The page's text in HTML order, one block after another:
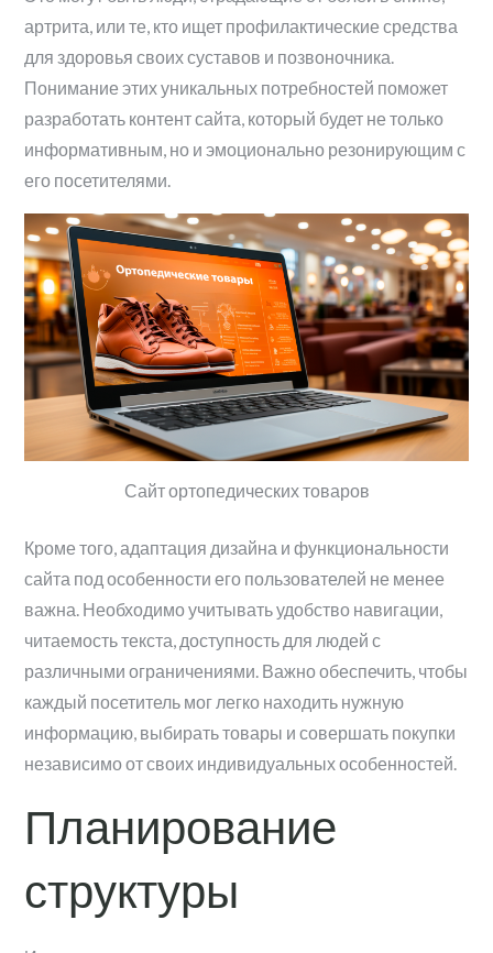
артрита, или те, кто ищет профилактические средства
для здоровья своих суставов и позвоночника.
Понимание этих уникальных потребностей поможет
разработать контент сайта, который будет не только
информативным, но и эмоционально резонирующим с
его посетителями.
Сайт ортопедических товаров
Кроме того, адаптация дизайна и функциональности
сайта под особенности его пользователей не менее
важна. Необходимо учитывать удобство навигации,
читаемость текста, доступность для людей с
различными ограничениями. Важно обеспечить, чтобы
каждый посетитель мог легко находить нужную
информацию, выбирать товары и совершать покупки
независимо от своих индивидуальных особенностей.
Планирование
структуры